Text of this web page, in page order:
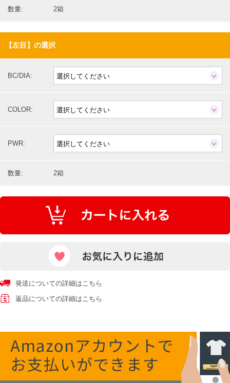
数量: 2箱
【左目】の選択
BC/DIA:
COLOR:
PWR:
数量: 2箱
発送についての詳細はこちら
返品についての詳細はこちら